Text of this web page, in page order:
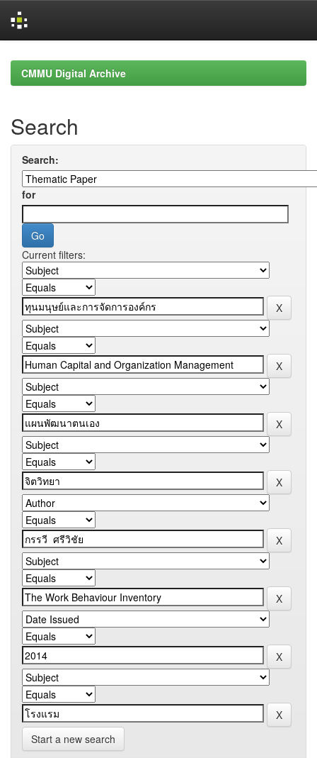
navigationCMMU Digital Archive
Search
Search:
for
Current filters:
Start a new search